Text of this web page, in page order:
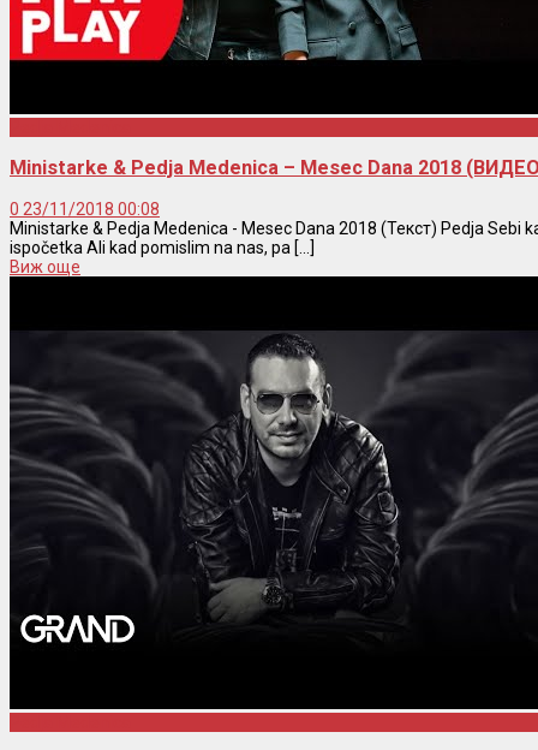
Ministarke & Pedja Medenica – Mesec Dana 2018
0 23/11/2018 00:08
Ministarke & Pedja Medenica - Mesec Dana 2018 (Текст) Pedja Sebi
ispočetka Ali kad pomislim na nas, pa [...]
Виж още